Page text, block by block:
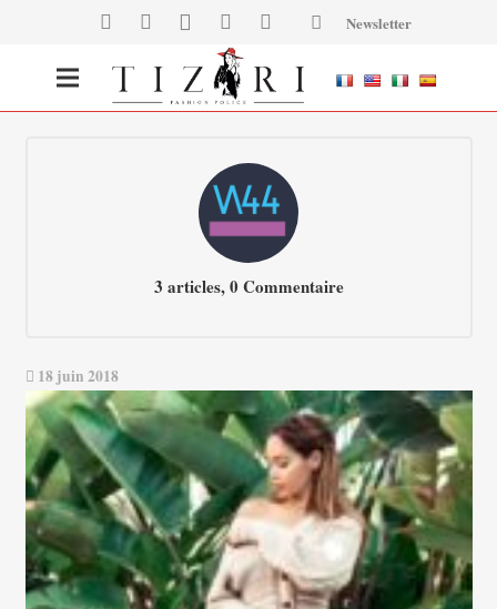
Newsletter
3 articles, 0 Commentaire
18 juin 2018